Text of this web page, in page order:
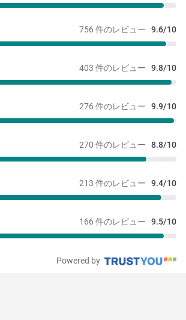
756 件のレビュー 9.6/10
403 件のレビュー 9.8/10
276 件のレビュー 9.9/10
270 件のレビュー 8.8/10
213 件のレビュー 9.4/10
166 件のレビュー 9.5/10
Powered by